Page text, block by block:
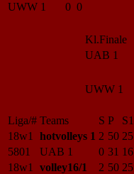
UWW 1
0 0
Kl.Finale
UAB 1
UWW 1
Liga/# Teams S P S1
18w1
hotvolleys 1 2 50 25
5801
UAB 1 0 31 16
18w1
volley16/1 2 50 25